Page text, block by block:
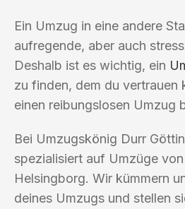
Ein Umzug in eine andere
aufregende, aber auch
Deshalb ist es wichtig, ein
zu finden, dem du vertrauen
einen reibungslosen Umzug
Bei Umzugskönig Durr
spezialisiert auf Umzüge
Helsingborg. Wir kümmern
deines Umzugs und stellen